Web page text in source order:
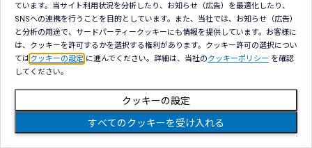
手数料：1つの申請につき、1,000円（税込み）注3
開示申請の数に応じた金額分の郵便切手を申請書類に
同封してください。
注3 手数料が同封されていなかった場合、及び、不足し
ていた場合には、原則申請書記載の住所宛てにその
旨のご連絡を差し上げますが、ご連絡発信後30日以
ています。当サイト利用状況を分析したり、お知らせ（広告）を最適化したり、
SNSへの連携を行うことを目的としています。また、当社では、お知らせ（広告）
と分析の用途で、サードパーティークッキーにも情報を提供しています。お客様に
は、クッキーを許可するかを選択する権利があります。クッキー許可の選択につい
ては クッキーの設定 に進んでください。詳細は、当社のクッキーポリシー を確認
してください。
すべてのクッキーを受け入れる
クッキーの設定